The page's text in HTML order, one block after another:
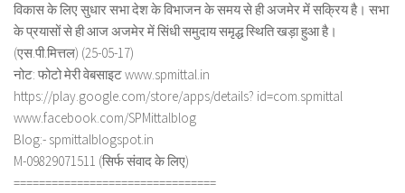
विकास के लिए सुधार सभा देश के विभाजन के समय से ही अजमेर में सक्रिय है। सभा
के प्रयासों से ही आज अजमेर में सिंधी समुदाय समृद्ध स्थिति खड़ा हुआ है।
(एस.पी.मित्तल) (25-05-17)
नोट: फोटो मेरी वेबसाइट www.spmittal.in
https://play.google.com/store/apps/details? id=com.spmittal
www.facebook.com/SPMittalblog
Blog:- spmittalblogspot.in
M-09829071511 (सिर्फ संवाद के लिए)
================================